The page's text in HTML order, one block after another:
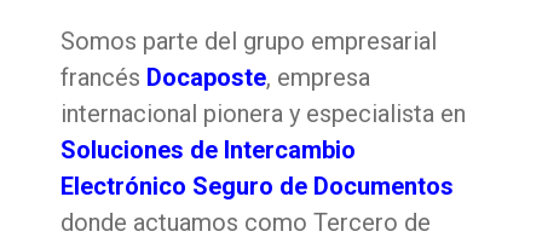
Somos parte del grupo empresarial
francés Docaposte, empresa
internacional pionera y especialista en
Soluciones de Intercambio
Electrónico Seguro de Documentos
donde actuamos como Tercero de